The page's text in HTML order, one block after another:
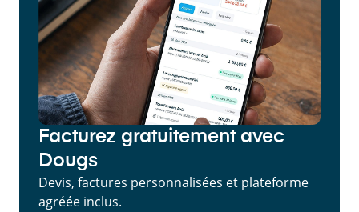
Facturez gratuitement avec
Dougs
Devis, factures personnalisées et plateforme
agréée inclus.